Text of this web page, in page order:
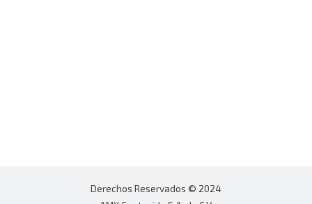
Derechos Reservados © 2024